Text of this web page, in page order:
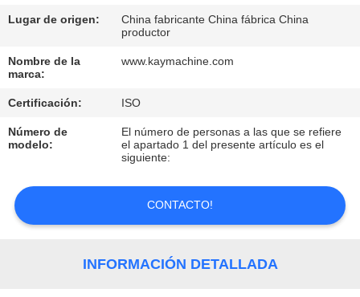
CONTACTO
NOTICIAS
SOLICITAR
COTIZACIÓN
Lugar de origen:
China fabricante China fábrica China
productor
Nombre de la
marca:
www.kaymachine.com
Certificación: ISO
Número de
modelo:
El número de personas a las que se refiere
el apartado 1 del presente artículo es el
siguiente:
CONTACTO!
INFORMACIÓN DETALLADA